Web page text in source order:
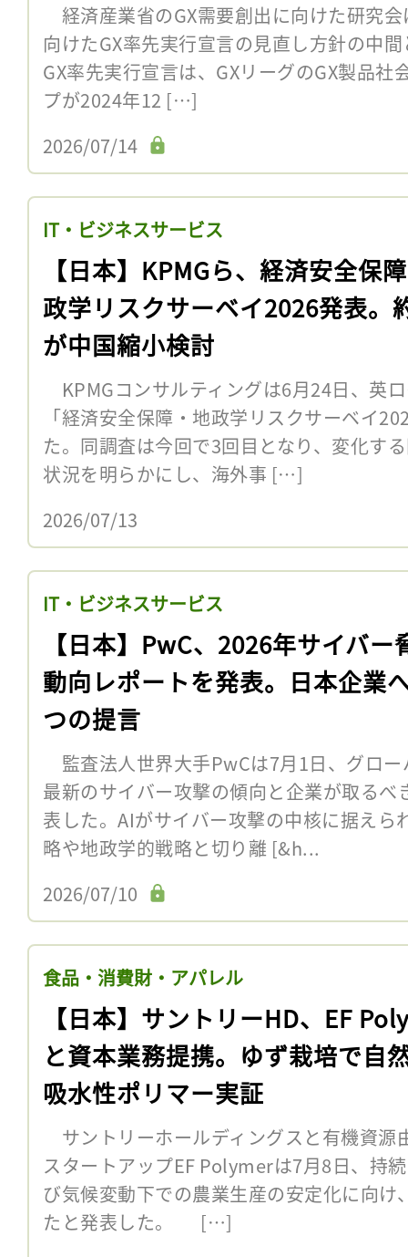
経済産業省のGX需要創出に向けた研究
向けたGX率先実行宣言の見直し方針の
GX率先実行宣言は、GXリーグのGX製品
プが2024年12 […]
2026/07/14
IT・ビジネスサービス
【日本】KPMGら、経済安全保
政学リスクサーベイ2026発表。
が中国縮小検討
KPMGコンサルティングは6月24日、英
「経済安全保障・地政学リスクサーベイ
た。同調査は今回で3回目となり、変化す
状況を明らかにし、海外事 […]
2026/07/13
IT・ビジネスサービス
【日本】PwC、2026年サイバー
動向レポートを発表。日本企業
つの提言
監査法人世界大手PwCは7月1日、グロ
最新のサイバー攻撃の傾向と企業が取る
表した。AIがサイバー攻撃の中核に据えら
略や地政学的戦略と切り離 [&h...
2026/07/10
食品・消費財・アパレル
【日本】サントリーHD、EF
と資本業務提携。ゆず栽培で自
吸水性ポリマー実証
サントリーホールディングスと有機資源
スタートアップEF Polymerは7月8日、持
び気候変動下での農業生産の安定化に向
たと発表した。 […]